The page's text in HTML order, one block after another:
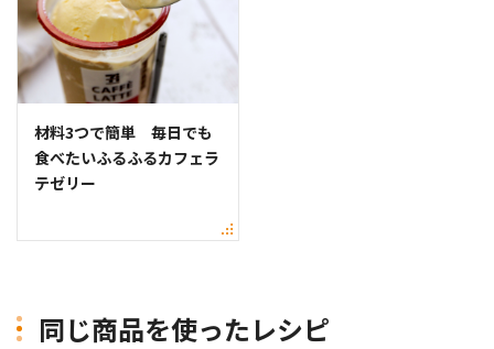
材料3つで簡単 毎日でも
食べたいふるふるカフェラ
テゼリー
同じ商品を使ったレシピ